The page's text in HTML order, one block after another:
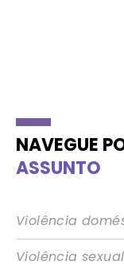
NAVEGUE
ASSUNTO
Violência
Violência sexual